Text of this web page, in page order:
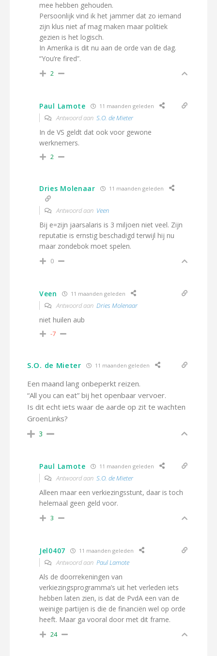
mee hebben gehouden.
Persoonlijk vind ik het jammer dat zo iemand
zijn klus niet af mag maken maar politiek
gezien is het logisch.
In Amerika is dit nu aan de orde van de dag.
“You’re fired”.
2
Paul Lamote 11 maanden geleden
Antwoord aan S.O. de Mieter
In de VS geldt dat ook voor gewone
werknemers.
2
Dries Molenaar 11 maanden geleden
Antwoord aan Veen
Bij e=zijn jaarsalaris is 3 miljoen niet veel. Zijn
reputatie is ernstig beschadigd terwijl hij nu
maar zondebok moet spelen.
0
Veen 11 maanden geleden
Antwoord aan Dries Molenaar
niet huilen aub
-7
S.O. de Mieter 11 maanden geleden
Een maand lang onbeperkt reizen.
“All you can eat” bij het openbaar vervoer.
Is dit echt iets waar de aarde op zit te wachten
GroenLinks?
3
Paul Lamote 11 maanden geleden
Antwoord aan S.O. de Mieter
Alleen maar een verkiezingsstunt, daar is toch
helemaal geen geld voor.
3
Jel0407 11 maanden geleden
Antwoord aan Paul Lamote
Als de doorrekeningen van
verkiezingsprogramma’s uit het verleden iets
hebben laten zien, is dat de PvdA een van de
weinige partijen is die de financiën wel op orde
heeft. Maar ga vooral door met dit frame.
24